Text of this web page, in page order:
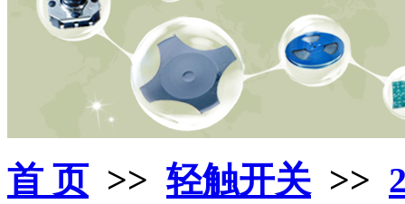
首 页>> 轻触开关 >>